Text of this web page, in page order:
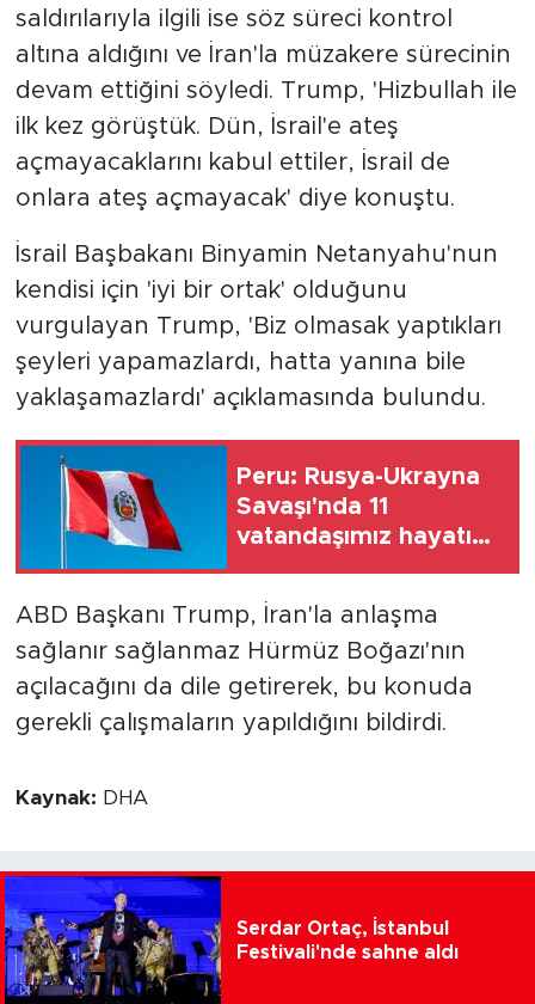
saldırılarıyla ilgili ise söz süreci kontrol
altına aldığını ve İran'la müzakere sürecinin
devam ettiğini söyledi. Trump, 'Hizbullah ile
ilk kez görüştük. Dün, İsrail'e ateş
açmayacaklarını kabul ettiler, İsrail de
onlara ateş açmayacak' diye konuştu.
İsrail Başbakanı Binyamin Netanyahu'nun
kendisi için 'iyi bir ortak' olduğunu
vurgulayan Trump, 'Biz olmasak yaptıkları
şeyleri yapamazlardı, hatta yanına bile
yaklaşamazlardı' açıklamasında bulundu.
Peru: Rusya-Ukrayna
Savaşı'nda 11
vatandaşımız hayatını
ABD Başkanı Trump, İran'la anlaşma
sağlanır sağlanmaz Hürmüz Boğazı'nın
açılacağını da dile getirerek, bu konuda
gerekli çalışmaların yapıldığını bildirdi.
Kaynak: DHA
Serdar Ortaç, İstanbul
Festivali'nde sahne aldı